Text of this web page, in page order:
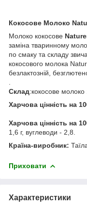
Кокосове Молоко
Молоко кокосове
заміна тваринному
по смаку та складу
кокосового молока
безлактозній,
Склад:кокосове молоко
Харчова цінність на
Харчова цінність на
1,6 г, вуглеводи - 2,8.
Країна-виробник:
Приховати
Характеристики